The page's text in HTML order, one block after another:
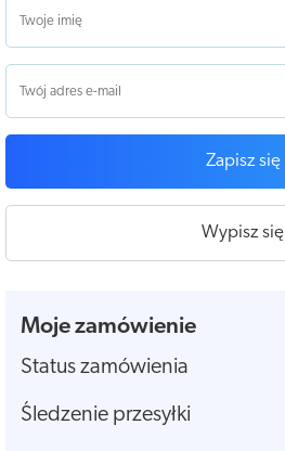
Zapisz się
Wypisz się
Moje zamówienie
Status zamówienia
Śledzenie przesyłki